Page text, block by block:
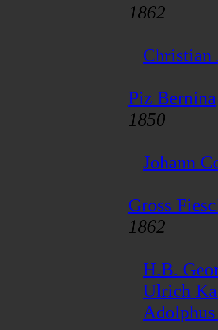
1862
Christian
Piz Bernina
1850
Johann
Gross
1862
H.B.
Ulrich